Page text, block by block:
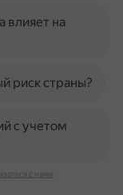
влияет на
риск страны?
с учетом
с нами